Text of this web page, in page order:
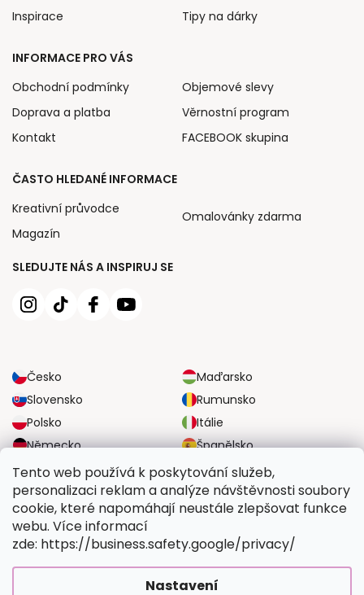
Tento web používá k poskytování služeb,
personalizaci reklam a analýze návštěvnosti soubory
cookie, které napomáhají neustále zlepšovat funkce
webu. Více informací
zde: https://business.safety.google/privacy/
Nastavení
SLEDUJTE NÁS A INSPIRUJ SE
Česko
Maďarsko
Slovensko
Rumunsko
Polsko
Itálie
Německo
Španělsko
Velká Británie
Rakousko
Inspirace
Tipy na dárky
INFORMACE PRO VÁS
Obchodní podmínky
Doprava a platba
Kontakt
Objemové slevy
Věrnostní program
FACEBOOK skupina
ČASTO HLEDANÉ INFORMACE
Kreativní průvodce
Magazín
Omalovánky zdarma
SPOLEHLIVÉ MOŽNOSTI DOPRAVY
BEZPEČNÉ MOŽNOSTI PLATBY